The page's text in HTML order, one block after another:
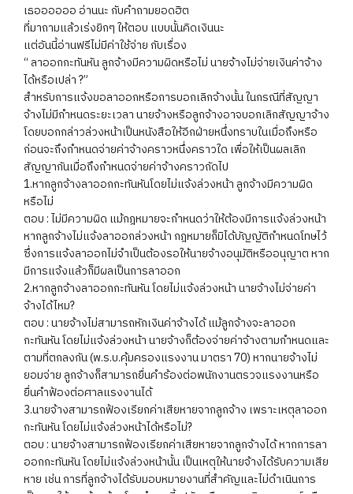
เธออออออ อ่านนะ กับคำถามยอดฮิต
ที่มาถามแล้วเร่งยิกๆ ให้ตอบ แบบนั้นคิดเงินนะ
แต่อันนี้อ่านฟรีไม่มีค่าใช้จ่าย กับเรื่อง
“ ลาออกกะทันหัน ลูกจ้างมีความผิดหรือไม่ นายจ้างไม่จ่ายเงินค่าจ้าง
ได้หรือเปล่า ?”
สำหรับการแจ้งขอลาออกหรือการบอกเลิกจ้างนั้น ในกรณีที่สัญญา
จ้างไม่มีกำหนดระยะเวลา นายจ้างหรือลูกจ้างอาจบอกเลิกสัญญาจ้าง
โดยบอกกล่าวล่วงหน้าเป็นหนังสือให้อีกฝ่ายหนึ่งทราบในเมื่อถึงหรือ
ก่อนจะถึงกำหนดจ่ายค่าจ้างคราวหนึ่งคราวใด เพื่อให้เป็นผลเลิก
สัญญากันเมื่อถึงกำหนดจ่ายค่าจ้างคราวถัดไป
1.หากลูกจ้างลาออกกะทันหันโดยไม่แจ้งล่วงหน้า ลูกจ้างมีความผิด
หรือไม่
ตอบ : ไม่มีความผิด แม้กฎหมายจะกำหนดว่าให้ต้องมีการแจ้งล่วงหน้า
หากลูกจ้างไม่แจ้งลาออกล่วงหน้า กฎหมายก็มิได้บัญญัติกำหนดโทษไว้
ซึ่งการแจ้งลาออกไม่จำเป็นต้องรอให้นายจ้างอนุมัติหรืออนุญาต หาก
มีการแจ้งแล้วก็มีผลเป็นการลาออก
2.หากลูกจ้างลาออกกะทันหัน โดยไม่แจ้งล่วงหน้า นายจ้างไม่จ่ายค่า
จ้างได้ไหม?
ตอบ : นายจ้างไม่สามารถหักเงินค่าจ้างได้ แม้ลูกจ้างจะลาออก
กะทันหัน โดยไม่แจ้งล่วงหน้า นายจ้างก็ต้องจ่ายค่าจ้างตามกำหนดและ
ตามที่ตกลงกัน (พ.ร.บ.คุ้มครองแรงงาน มาตรา 70) หากนายจ้างไม่
ยอมจ่าย ลูกจ้างก็สามารถยื่นคำร้องต่อพนักงานตรวจแรงงานหรือ
ยื่นคำฟ้องต่อศาลแรงงานได้
3.นายจ้างสามารถฟ้องเรียกค่าเสียหายจากลูกจ้าง เพราะเหตุลาออก
กะทันหัน โดยไม่แจ้งล่วงหน้าได้หรือไม่?
ตอบ : นายจ้างสามารถฟ้องเรียกค่าเสียหายจากลูกจ้างได้ หากการลา
ออกกะทันหัน โดยไม่แจ้งล่วงหน้านั้น เป็นเหตุให้นายจ้างได้รับความเสีย
หาย เช่น การที่ลูกจ้างได้รับมอบหมายงานที่สำคัญและไม่ดำเนินการ